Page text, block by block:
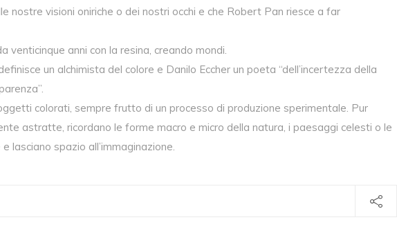
nostre visioni oniriche o dei nostri occhi e che Robert Pan riesce a far
venticinque anni con la resina, creando mondi.
un alchimista del colore e Danilo Eccher un poeta “dell’incertezza della
colorati, sempre frutto di un processo di produzione sperimentale. Pur
astratte, ricordano le forme macro e micro della natura, i paesaggi celesti o le
lasciano spazio all’immaginazione.